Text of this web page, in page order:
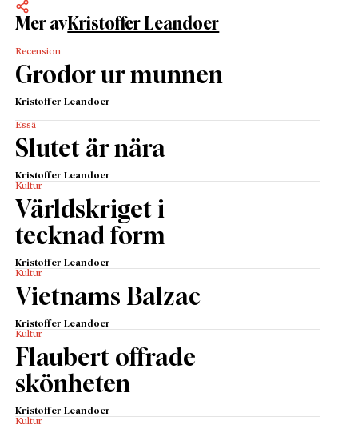
Mer avKristoffer Leandoer
Recension
Grodor ur munnen
Kristoffer Leandoer
Essä
Slutet är nära
Kristoffer Leandoer
Kultur
Världskriget i
tecknad form
Kristoffer Leandoer
Kultur
Vietnams Balzac
Kristoffer Leandoer
Kultur
Flaubert offrade
skönheten
Kristoffer Leandoer
Kultur